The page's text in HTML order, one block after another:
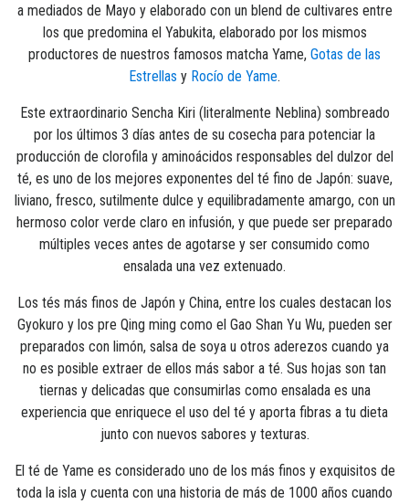
a mediados de Mayo y elaborado con un blend de cultivares entre
los que predomina el Yabukita, elaborado por los mismos
productores de nuestros famosos matcha Yame, Gotas de las
Estrellas y Rocío de Yame.
Este extraordinario Sencha Kiri (literalmente Neblina) sombreado
por los últimos 3 días antes de su cosecha para potenciar la
producción de clorofila y aminoácidos responsables del dulzor del
té, es uno de los mejores exponentes del té fino de Japón: suave,
liviano, fresco, sutilmente dulce y equilibradamente amargo, con un
hermoso color verde claro en infusión, y que puede ser preparado
múltiples veces antes de agotarse y ser consumido como
ensalada una vez extenuado.
Los tés más finos de Japón y China, entre los cuales destacan los
Gyokuro y los pre Qing ming como el Gao Shan Yu Wu, pueden ser
preparados con limón, salsa de soya u otros aderezos cuando ya
no es posible extraer de ellos más sabor a té. Sus hojas son tan
tiernas y delicadas que consumirlas como ensalada es una
experiencia que enriquece el uso del té y aporta fibras a tu dieta
junto con nuevos sabores y texturas.
El té de Yame es considerado uno de los más finos y exquisitos de
toda la isla y cuenta con una historia de más de 1000 años cuando